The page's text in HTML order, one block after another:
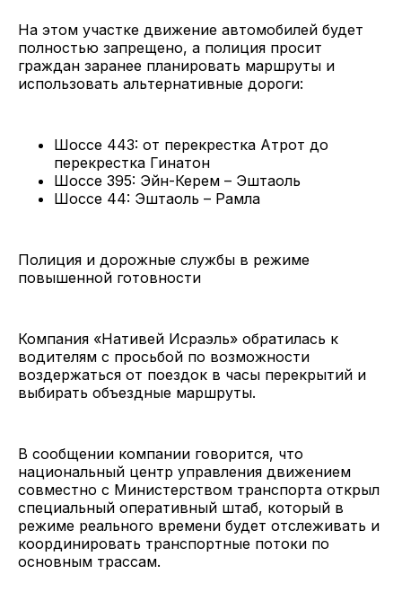
На этом участке движение автомобилей будет
полностью запрещено, а полиция просит
граждан заранее планировать маршруты и
использовать альтернативные дороги:
Шоссе 443: от перекрестка Атрот до
перекрестка Гинатон
Шоссе 395: Эйн-Керем – Эштаоль
Шоссе 44: Эштаоль – Рамла
Полиция и дорожные службы в режиме
повышенной готовности
Компания «Нативей Исраэль» обратилась к
водителям с просьбой по возможности
воздержаться от поездок в часы перекрытий и
выбирать объездные маршруты.
В сообщении компании говорится, что
национальный центр управления движением
совместно с Министерством транспорта открыл
специальный оперативный штаб, который в
режиме реального времени будет отслеживать и
координировать транспортные потоки по
основным трассам.